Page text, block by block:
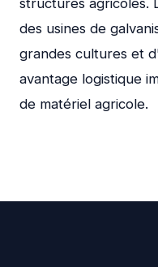
des usines de
grandes cultures et
avantage logistique
de matériel agricole.